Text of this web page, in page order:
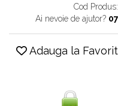
Cod Produs:
Ai nevoie de ajutor?
Adauga la